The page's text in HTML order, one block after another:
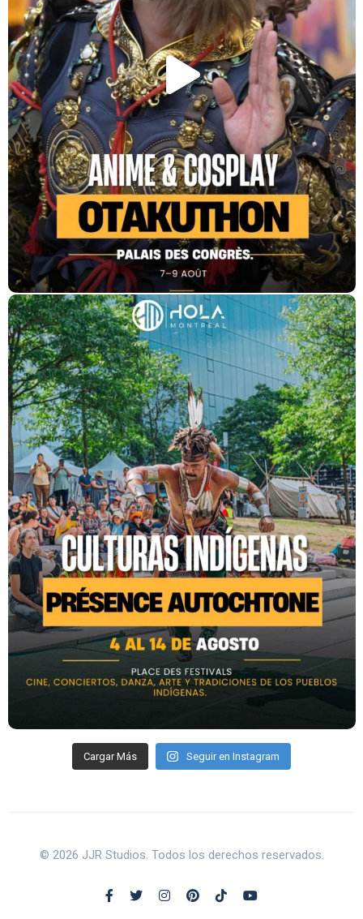
Cargar Más Seguir en Instagram
© 2026 JJR Studios. Todos los derechos reservados.